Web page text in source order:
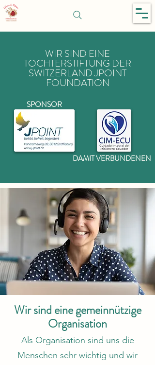
SCHUTZHÜTTE
WIR SIND EINE
TOCHTERSTIFTUNG DER
SWITZERLAND JPOINT
FOUNDATION
SPONSOR
DAMIT VERBUNDENEN
Wir sind eine gemeinnützige
Organisation
Als Organisation sind uns die
Menschen sehr wichtig und wir